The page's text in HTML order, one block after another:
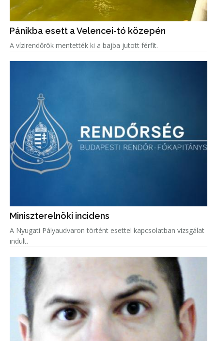
Pánikba esett a Velencei-tó közepén
A vízirendőrök mentették ki a bajba jutott férfit.
Miniszterelnöki incidens
A Nyugati Pályaudvaron történt esettel kapcsolatban vizsgálat
indult.